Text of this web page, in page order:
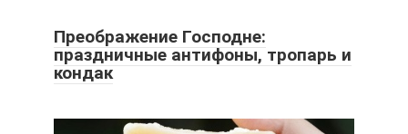
Преображение Господне:
праздничные антифоны, тропарь и
кондак